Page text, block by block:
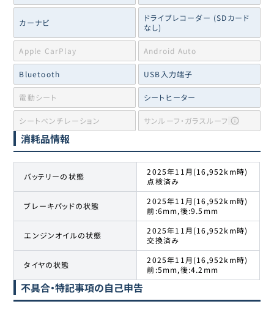
カーナビ
ドライブレコーダー (SDカード
なし)
Apple CarPlay Android Auto
Bluetooth USB入力端子
電動シート シートヒーター
シートベンチレーション サンルーフ・ガラスルーフ
消耗品情報
バッテリーの状態
2025年11月(16,952km時)
点検済み
ブレーキパッドの状態
2025年11月(16,952km時)
前:6mm,後:9.5mm
エンジンオイルの状態
2025年11月(16,952km時)
交換済み
タイヤの状態
2025年11月(16,952km時)
前:5mm,後:4.2mm
不具合・特記事項の自己申告